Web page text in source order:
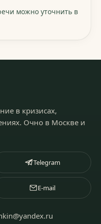
можно уточнить в
в кризисах,
Очно в Москве и
Telegram
E-mail